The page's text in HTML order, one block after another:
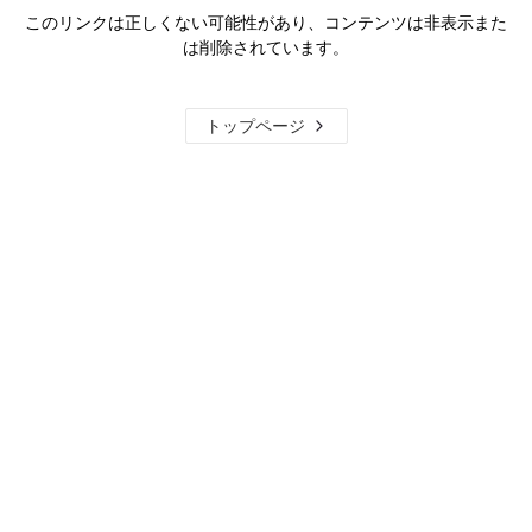
このリンクは正しくない可能性があり、コンテンツは非表示また
は削除されています。
トップページ